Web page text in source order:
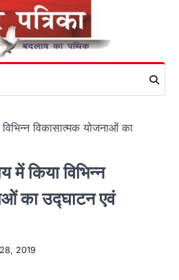
विकासात्मक योजनाओं का
में किया विभिन्न
का उद्घाटन एवं
2019